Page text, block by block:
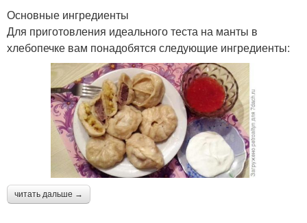
Основные ингредиенты
Для приготовления идеального теста на манты в
хлебопечке вам понадобятся следующие ингредиенты:
читать дальше →